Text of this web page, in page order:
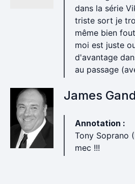
dans la série
triste sort je
même bien
moi est juste
d'avantage
au passage
James
Annotation :
Tony Soprano
mec !!!